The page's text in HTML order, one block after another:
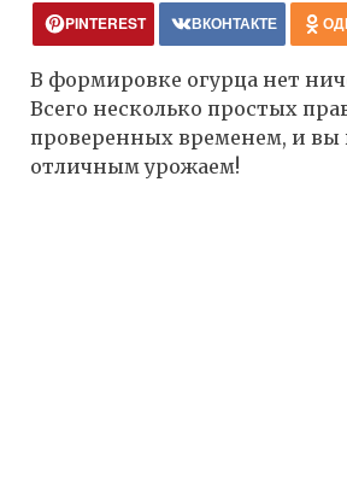
PINTEREST ВКОНТАКТЕ
В формировке огурца нет
Всего несколько простых
проверенных временем, и вы
отличным урожаем!